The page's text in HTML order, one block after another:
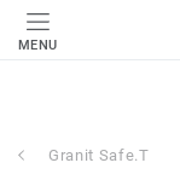
MENU
Granit Safe.T